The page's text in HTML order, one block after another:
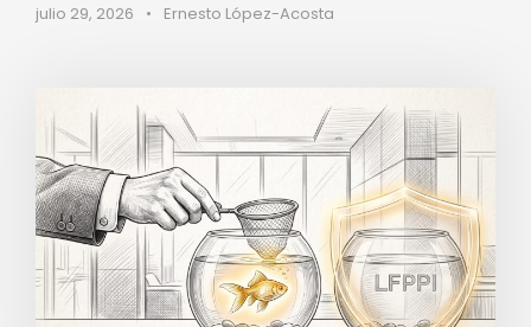
julio 29, 2026 • Ernesto López-Acosta